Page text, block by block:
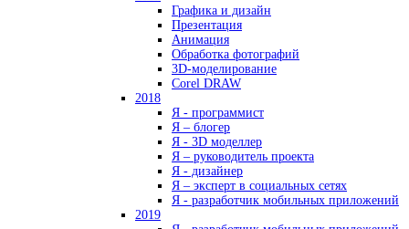
Графика и дизайн
Презентация
Анимация
Обработка фотографий
3D-моделирование
Corel DRAW
2018
Я - программист
Я – блогер
Я - 3D моделлер
Я – руководитель проекта
Я - дизайнер
Я – эксперт в социальных сетях
Я - разработчик мобильных приложений
2019